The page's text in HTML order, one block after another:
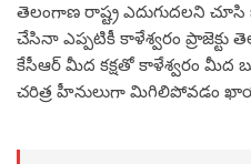
తెలంగాణ రాష్ట్ర ఎదుగుదలని చూసి
చేసినా ఎప్పటికీ కాళేశ్వరం
కేసీఆర్ మీద కక్షతో కాళేశ్వరం మీద
చరిత్ర హీనులుగా మిగిలిపోవడం